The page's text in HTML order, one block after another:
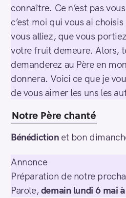
connaître. Ce n’est pas
c’est moi qui vous ai
vous alliez, que vous
votre fruit demeure. Alors,
demanderez au Père en
donnera. Voici ce que je
de vous aimer les uns les
Notre Père chanté
Bénédiction et bon
Annonce
Préparation de notre
Parole, demain lundi 6 mai